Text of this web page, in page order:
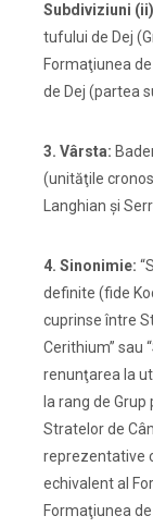
Subdiviziuni
tufului de Dej
Formaţiunea
de Dej (partea
3. Vârsta:
(unităţile
Langhian şi
4. Sinonimie:
definite (fide
cuprinse între
Cerithium” sau
renunţarea la
la rang de
Stratelor de
reprezentative
echivalent al
Formaţiunea